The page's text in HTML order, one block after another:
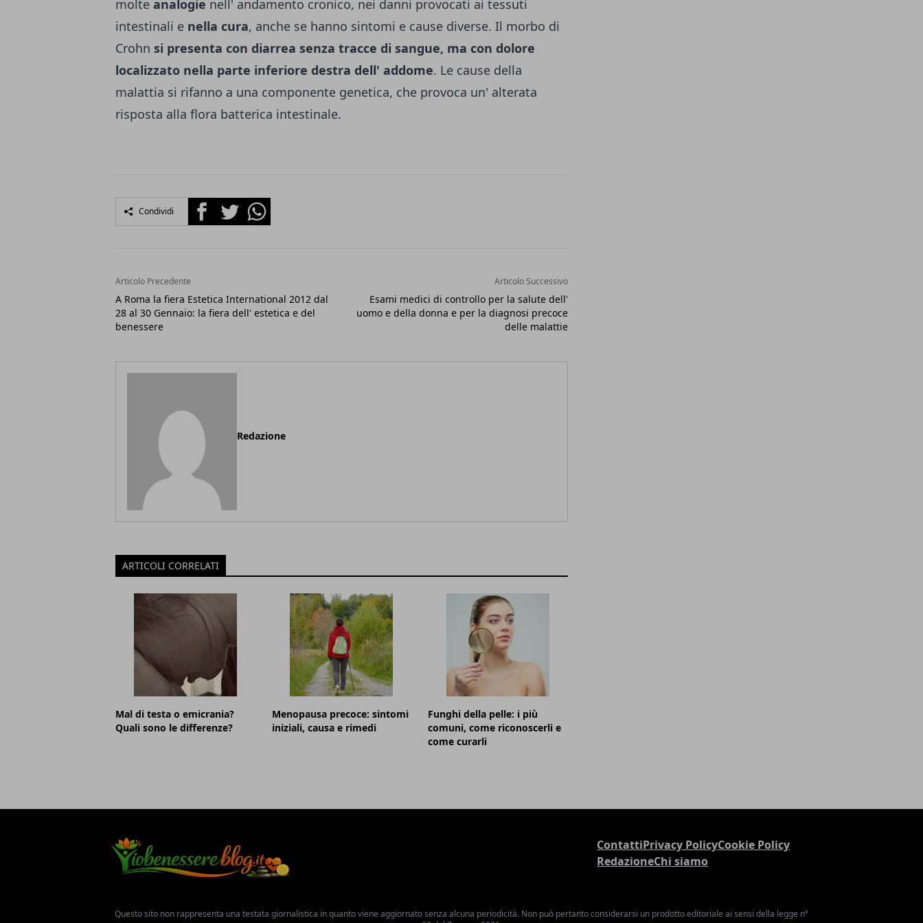
molte analogie nell' andamento cronico, nei danni provocati ai tessuti
intestinali e nella cura, anche se hanno sintomi e cause diverse. Il morbo di
Crohn si presenta con diarrea senza tracce di sangue, ma con dolore
localizzato nella parte inferiore destra dell' addome. Le cause della
malattia si rifanno a una componente genetica, che provoca un' alterata
risposta alla flora batterica intestinale.
Condividi FacebookTwitterWhatsapp
Articolo Precedente
A Roma la fiera Estetica International 2012 dal
28 al 30 Gennaio: la fiera dell' estetica e del
benessere
Articolo Successivo
Esami medici di controllo per la salute dell'
uomo e della donna e per la diagnosi precoce
delle malattie
Redazione
ARTICOLI CORRELATI
Mal di testa o emicrania?
Quali sono le differenze?
Menopausa precoce: sintomi
iniziali, causa e rimedi
Funghi della pelle: i più
comuni, come riconoscerli e
come curarli
ContattiPrivacy PolicyCookie Policy
RedazioneChi siamo
Questo sito non rappresenta una testata giornalistica in quanto viene aggiornato senza alcuna periodicità. Non può pertanto considerarsi un prodotto editoriale ai sensi della legge n°